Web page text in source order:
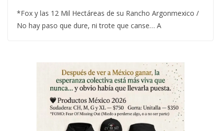
*Fox y las 12 Mil Hectáreas de su Rancho Argonmexico /
No hay paso que dure, ni trote que canse… A